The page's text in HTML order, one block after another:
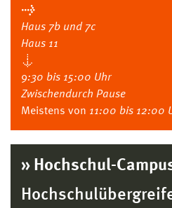
→
Haus 7b und 7c
Haus 11
↓
9:30 bis 15:00 Uhr
Zwischendurch Pause
Meistens von 11:00 bis 12:00
» Hochschul-